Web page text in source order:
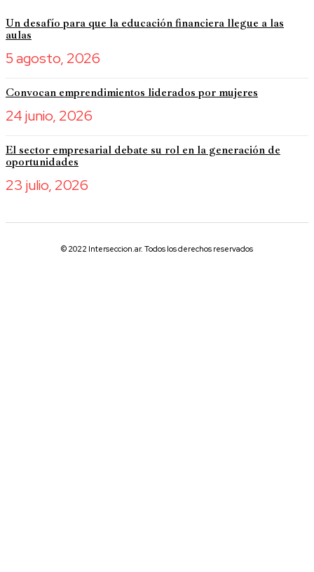
Un desafío para que la educación financiera llegue a las
aulas
5 agosto, 2026
Convocan emprendimientos liderados por mujeres
24 junio, 2026
El sector empresarial debate su rol en la generación de
oportunidades
23 julio, 2026
© 2022 Interseccion.ar. Todos los derechos reservados